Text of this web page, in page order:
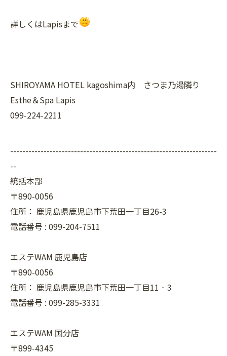
詳しくはLapisまで
SHIROYAMA HOTEL kagoshima内 さつま乃湯隣り
Esthe＆Spa Lapis
099-224-2211
--------------------------------------------------------------------
--
統括本部
〒890-0056
住所： 鹿児島県鹿児島市下荒田一丁目26-3
電話番号 : 099-204-7511
エステWAM 鹿児島店
〒890-0056
住所： 鹿児島県鹿児島市下荒田一丁目11‐3
電話番号 : 099-285-3331
エステWAM 国分店
〒899-4345